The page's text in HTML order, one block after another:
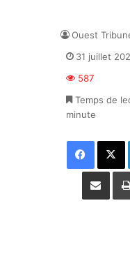
Ouest
31 juillet
587
Temps de
minute
Facebook X
Partager par email